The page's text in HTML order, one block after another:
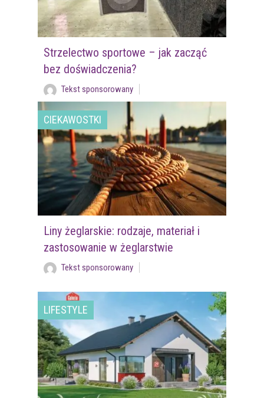
Strzelectwo sportowe – jak zacząć
bez doświadczenia?
Tekst sponsorowany
CIEKAWOSTKI
Liny żeglarskie: rodzaje, materiał i
zastosowanie w żeglarstwie
Tekst sponsorowany
LIFESTYLE